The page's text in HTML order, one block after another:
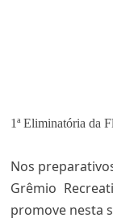
1ª Eliminatória da
Nos
Grêmio
promove nesta